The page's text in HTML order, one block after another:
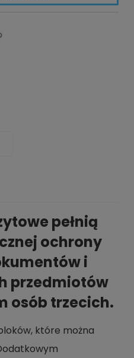
pełnią
ochrony
i
przedmiotów
osób trzecich.
które można